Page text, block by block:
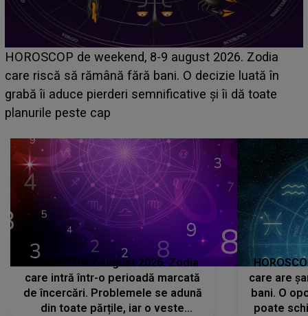
Emanuel a ținut ACEST DETALIU ASCUNS până
acum! În fața Alexandrei, concurentul din Casa Iubirii
face o MĂRTURISIRE NEAȘTEPTATĂ despre mama
sa: "I-am spus și ei în față, eu nu te iubesc pentru
HOROSCOP 7 august 2026. Zodia
care intră într-o perioadă marcată
de încercări. Problemele se adună
din toate părțile, iar o veste
care are
bani. O
poate